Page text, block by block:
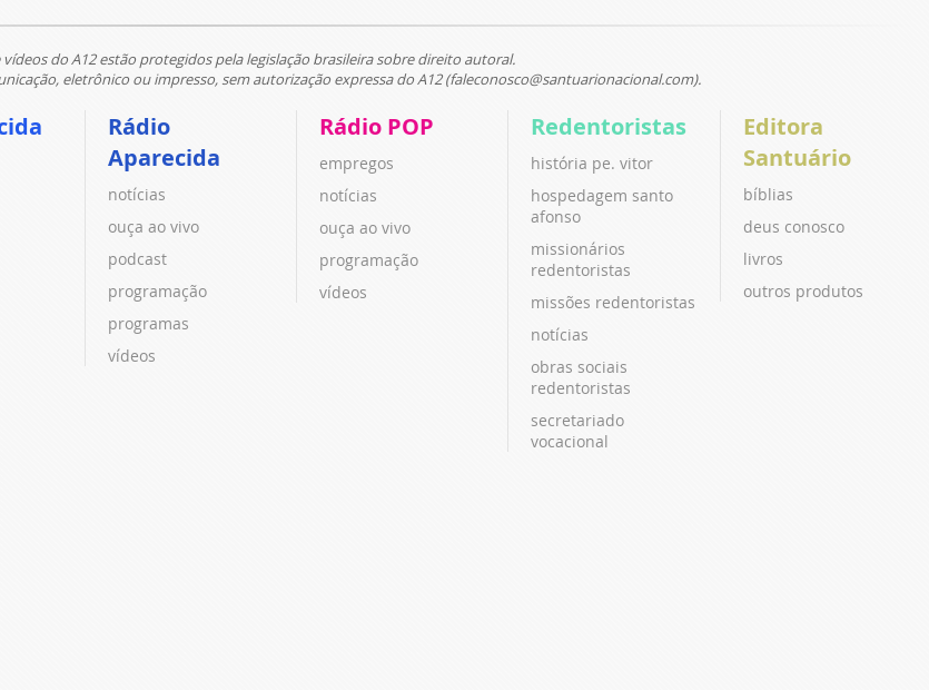
do A12 estão protegidos pela legislação brasileira sobre direito autoral.
eletrônico ou impresso, sem autorização expressa do A12 (faleconosco@santuarionacional.com).
Rádio
Aparecida
notícias
ouça ao vivo
podcast
programação
programas
vídeos
Rádio POP
empregos
notícias
ouça ao vivo
programação
vídeos
Redentoristas
história pe. vitor
hospedagem santo
afonso
missionários
redentoristas
missões redentoristas
notícias
obras sociais
redentoristas
secretariado
vocacional
Editora
Santuário
bíblias
deus conosco
livros
outros produtos